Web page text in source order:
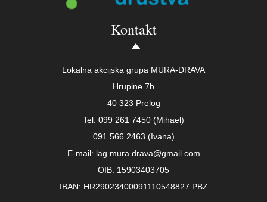
Kontakt
Lokalna akcijska grupa MURA-DRAVA
Hrupine 7b
40 323 Prelog
Tel: 099 261 7450 (Mihael)
091 566 2463 (Ivana)
E-mail: lag.mura.drava@gmail.com
OIB: 15903403705
IBAN: HR29023400091110548827 PBZ